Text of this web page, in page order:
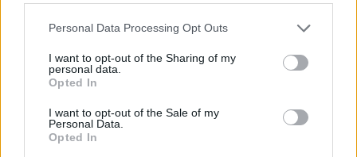
Personal Data Processing Opt Outs
I want to opt-out of the Sharing of my
personal data.
Opted In
I want to opt-out of the Sale of my
Personal Data.
Opted In